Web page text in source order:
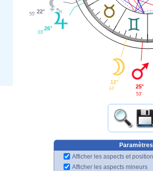
22°
55'
26°
03'
12°
44' 25°
53'
Afficher les aspects et
Afficher les aspects mineurs